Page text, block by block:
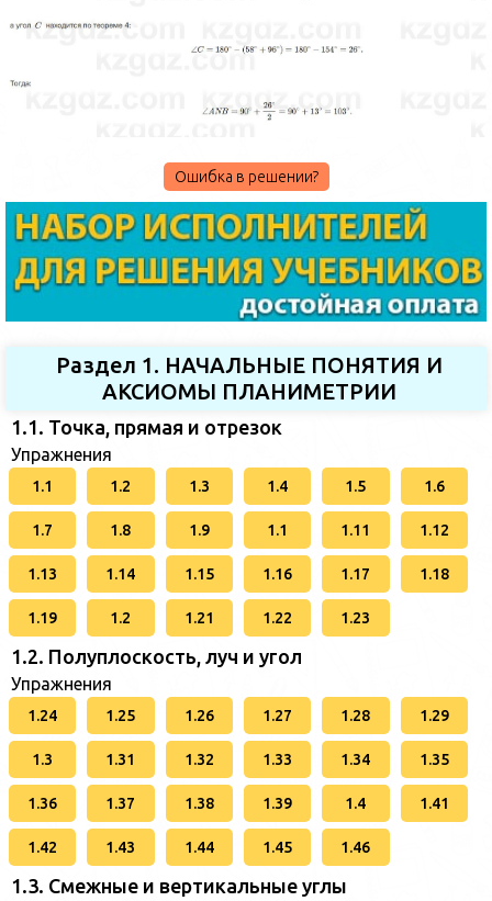
Ошибка в решении?
Раздел 1. НАЧАЛЬНЫЕ ПОНЯТИЯ И
АКСИОМЫ ПЛАНИМЕТРИИ
1.1. Точка, прямая и отрезок
Упражнения
1.1 1.2 1.3 1.4 1.5 1.6
1.7 1.8 1.9 1.1 1.11 1.12
1.13 1.14 1.15 1.16 1.17 1.18
1.19 1.2 1.21 1.22 1.23
1.2. Полуплоскость, луч и угол
Упражнения
1.24 1.25 1.26 1.27 1.28 1.29
1.3 1.31 1.32 1.33 1.34 1.35
1.36 1.37 1.38 1.39 1.4 1.41
1.42 1.43 1.44 1.45 1.46
1.3. Смежные и вертикальные углы